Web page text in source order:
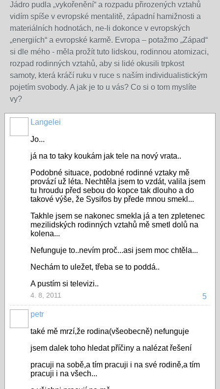
Jádro pudla „vykořenění“ a rozpadu přirozených vztahů
vidím spíše v evropské mentalitě, západní hamižnosti a
materiálních hodnotách, ne-li dokonce v evropských
„energiích“ a evropské karmě. Evropa – potažmo „Západ“
si dle mého - měla prožít tuto lidskou, rodinnou atomizaci,
rozpad rodinných vztahů, aby si lidé okusili trpkost
samoty, která kráčí ruku v ruce s naším individualistickým
pojetím svobody. A jak je to u vás? Co si o tom myslíte
vy?
Langelei
Jo...
já na to taky koukám jak tele na nový vrata..
Podobné situace, podobné rodinné vztaky mě
provází už léta. Nechtěla jsem to vzdát, valila jsem
tu hroudu před sebou do kopce tak dlouho a do
takové výše, že Sysifos by přede mnou smekl...
Takhle jsem se nakonec smekla já a ten zpletenec
mezilidských rodinných vztahů mě smetl dolů na
kolena...
Nefunguje to..nevím proč...asi jsem moc chtěla...
Nechám to uležet, třeba se to poddá..
A pustím si televizi..
5
4. 8, 2011
petr
také mě mrzí,že rodina(všeobecně) nefunguje
jsem dalek toho hledat příčiny a nalézat řešení
pracuji na sobě,a tím pracuji i na své rodině,a tím
pracuji i na všech...